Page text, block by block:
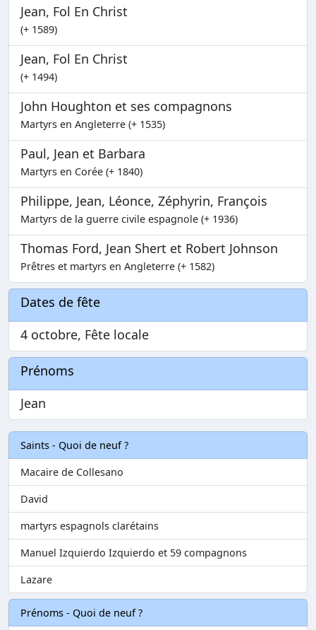
Jean, Fol En Christ
(+ 1589)
Jean, Fol En Christ
(+ 1494)
John Houghton et ses compagnons
Martyrs en Angleterre (+ 1535)
Paul, Jean et Barbara
Martyrs en Corée (+ 1840)
Philippe, Jean, Léonce, Zéphyrin, François
Martyrs de la guerre civile espagnole (+ 1936)
Thomas Ford, Jean Shert et Robert Johnson
Prêtres et martyrs en Angleterre (+ 1582)
Dates de fête
4 octobre, Fête locale
Prénoms
Jean
Saints - Quoi de neuf ?
Macaire de Collesano
David
martyrs espagnols clarétains
Manuel Izquierdo Izquierdo et 59 compagnons
Lazare
Prénoms - Quoi de neuf ?